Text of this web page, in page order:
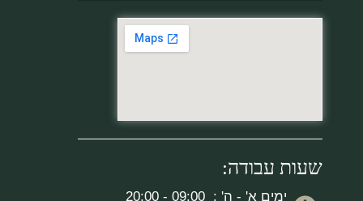
שעות עבודה:
ימים א' - ה' : 09:00 - 20:00